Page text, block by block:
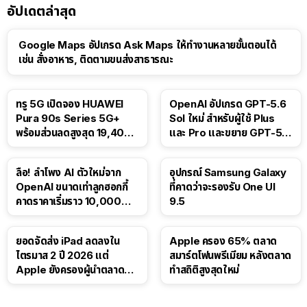
อัปเดตล่าสุด
Google Maps อัปเกรด Ask Maps ให้ทำงานหลายขั้นตอนได้
เช่น สั่งอาหาร, ติดตามขนส่งสาธารณะ
ทรู 5G เปิดจอง HUAWEI
Pura 90s Series 5G+
พร้อมส่วนลดสูงสุด 19,400
OpenAI อัปเกรด GPT-5.6
Sol ใหม่ สำหรับผู้ใช้ Plus
และ Pro และขยาย GPT-5.6
ลือ! ลำโพง AI ตัวใหม่จาก
OpenAI ขนาดเท่าลูกฮอกกี้
คาดราคาเริ่มราว 10,000
อุปกรณ์ Samsung Galaxy
ที่คาดว่าจะรองรับ One UI
9.5
ยอดจัดส่ง iPad ลดลงใน
ไตรมาส 2 ปี 2026 แต่
Apple ยังครองผู้นำตลาด
Apple ครอง 65% ตลาด
สมาร์ตโฟนพรีเมียม หลังตลาด
ทำสถิติสูงสุดใหม่